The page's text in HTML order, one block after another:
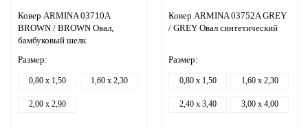
Ковер ARMINA 03710A
BROWN / BROWN Овал,
бамбуковый шелк
Размер:
0,80 x 1,50 1,60 x 2,30
2,00 x 2,90
Ковер ARMINA 03752A GREY
/ GREY Овал синтетический
Размер:
0,80 x 1,50 1,60 x 2,30
2,40 x 3,40 3,00 x 4,00